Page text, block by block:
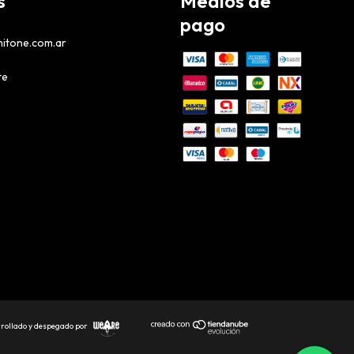
pago
y despegado por